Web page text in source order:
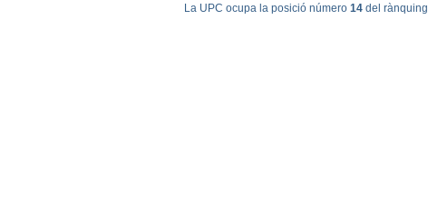
La UPC ocupa la posició número 14 del rànquing